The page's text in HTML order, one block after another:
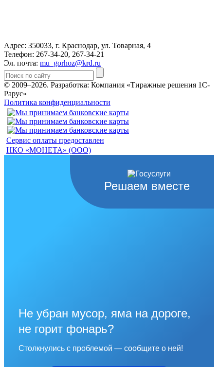
Адрес: 350033, г. Краснодар, ул. Товарная, 4
Телефон: 267-34-20, 267-34-21
Эл. почта: mu_gorhoz@krd.ru
© 2009–2026. Разработка: Компания «Тиражные решения 1С-
Рарус»
Политика конфиденциальности
Сервис оплаты предоставлен
НКО «МОНЕТА» (ООО)
Решаем вместе
Не убран мусор, яма на дороге,
не горит фонарь?
Столкнулись с проблемой — сообщите о ней!